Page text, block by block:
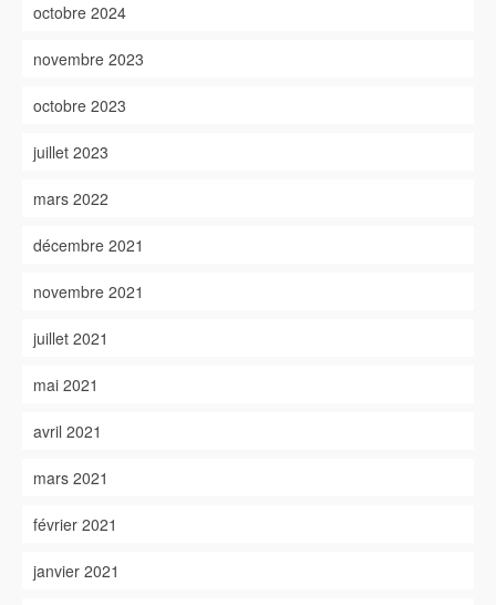
octobre 2024
novembre 2023
octobre 2023
juillet 2023
mars 2022
décembre 2021
novembre 2021
juillet 2021
mai 2021
avril 2021
mars 2021
février 2021
janvier 2021